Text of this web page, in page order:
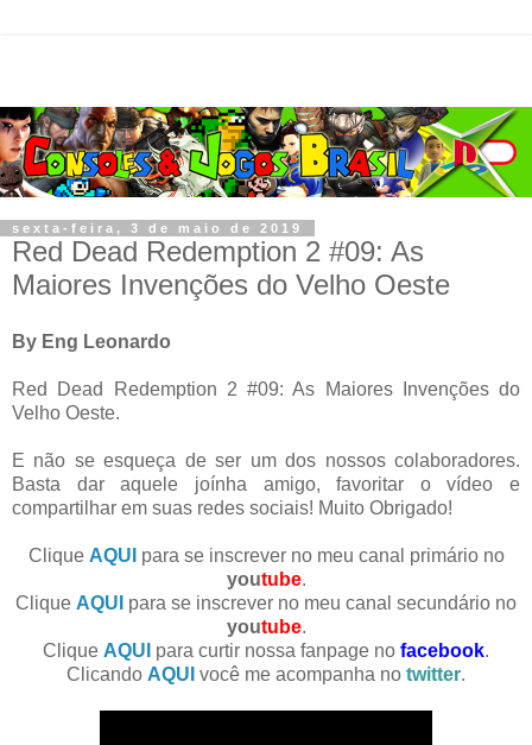
sexta-feira, 3 de maio de 2019
Red Dead Redemption 2 #09: As
Maiores Invenções do Velho Oeste
By Eng Leonardo
Red Dead Redemption 2 #09: As Maiores Invenções do
Velho Oeste.
E não se esqueça de ser um dos nossos colaboradores.
Basta dar aquele joínha amigo, favoritar o vídeo e
compartilhar em suas redes sociais! Muito Obrigado!
Clique AQUI para se inscrever no meu canal primário no
youtube.
Clique AQUI para se inscrever no meu canal secundário no
youtube.
Clique AQUI para curtir nossa fanpage no facebook.
Clicando AQUI você me acompanha no twitter.